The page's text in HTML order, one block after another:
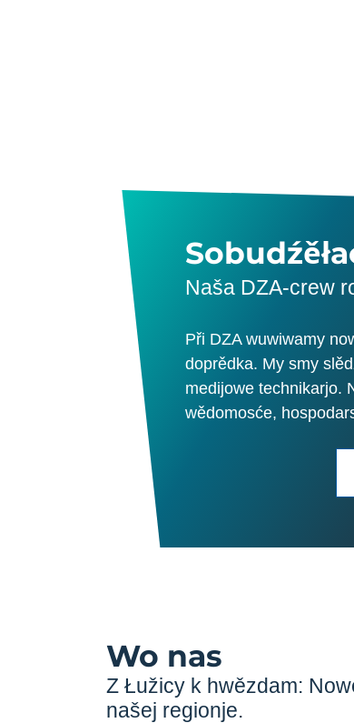
Naša DZA-crew
Při DZA wuwiwamy
doprědka. My smy
medijowe technikarjo.
wědomosće,
Wo nas
Z Łužicy k hwězdam:
našej regionje.